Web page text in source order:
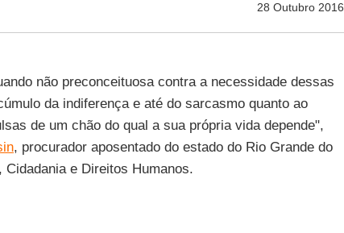
28 Outubro 2016
não preconceituosa contra a necessidade dessas
da indiferença e até do sarcasmo quanto ao
de um chão do qual a sua própria vida depende",
, procurador aposentado do estado do Rio Grande do
e Direitos Humanos.